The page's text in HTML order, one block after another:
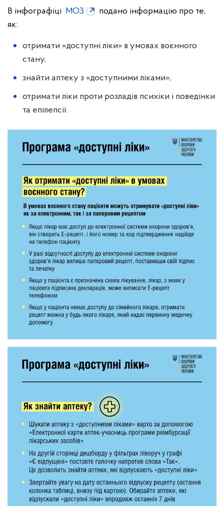
В інфографіці МОЗ
подано інформацію про те,
як:
отримати «доступні ліки» в умовах воєнного
стану,
знайти аптеку з «доступними ліками»,
отримати ліки проти розладів психіки і поведінки
та епілепсії.